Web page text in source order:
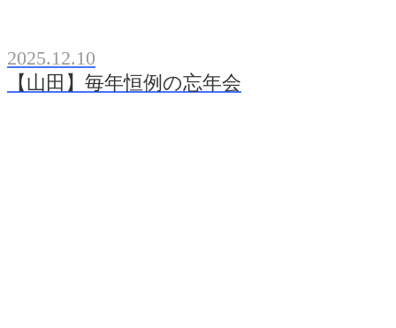
2025.12.10
【山田】毎年恒例の忘年会